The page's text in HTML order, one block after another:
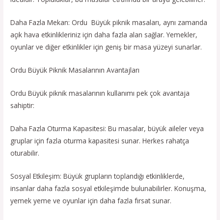
Daha Fazla Mekan: Ordu Büyük piknik masaları, aynı zamanda
açık hava etkinlikleriniz için daha fazla alan sağlar. Yemekler,
oyunlar ve diğer etkinlikler için geniş bir masa yüzeyi sunarlar.
Ordu Büyük Piknik Masalarının Avantajları
Ordu Büyük piknik masalarının kullanımı pek çok avantaja
sahiptir:
Daha Fazla Oturma Kapasitesi: Bu masalar, büyük aileler veya
gruplar için fazla oturma kapasitesi sunar. Herkes rahatça
oturabilir.
Sosyal Etkileşim: Büyük grupların toplandığı etkinliklerde,
insanlar daha fazla sosyal etkileşimde bulunabilirler. Konuşma,
yemek yeme ve oyunlar için daha fazla fırsat sunar.